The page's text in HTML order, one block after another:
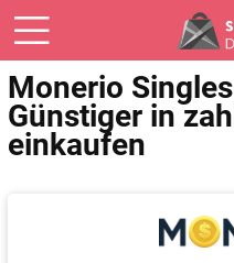
Monerio
Günstiger in
einkaufen